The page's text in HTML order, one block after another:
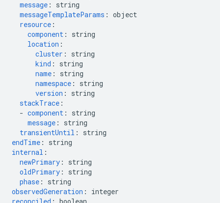
message :
string
messageTemplateParams : object
resource :
component :
string
location :
cluster :
string
kind :
string
name :
string
namespace :
string
version :
string
stackTrace :
- component :
string
message :
string
transientUntil :
string
endTime :
string
internal :
newPrimary :
string
oldPrimary :
string
phase :
string
observedGeneration :
integer